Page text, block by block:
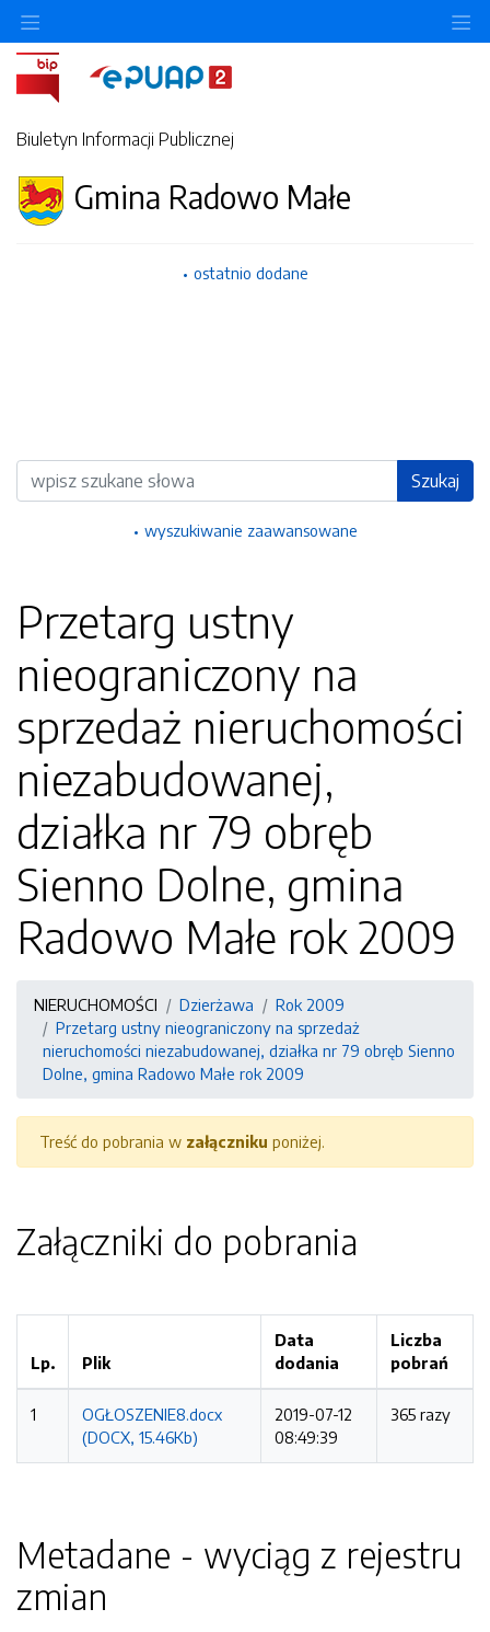
Biuletyn Informacji Publicznej
Gmina Radowo Małe
ostatnio dodane
Wyszukiwarka Szukaj
wyszukiwanie zaawansowane
Przetarg ustny
nieograniczony na
sprzedaż nieruchomości
niezabudowanej,
działka nr 79 obręb
Sienno Dolne, gmina
Radowo Małe rok 2009
NIERUCHOMOŚCI Dzierżawa
Rok 2009
Przetarg ustny nieograniczony na sprzedaż
nieruchomości niezabudowanej, działka nr 79 obręb Sienno
Dolne, gmina Radowo Małe rok 2009
Treść do pobrania w załączniku poniżej.
Załączniki do pobrania
Lp. Plik
Data
dodania
Liczba
pobrań
1
OGŁOSZENIE8.docx
(DOCX, 15.46Kb)
2019-07-12
08:49:39
365 razy
Metadane - wyciąg z rejestru
zmian